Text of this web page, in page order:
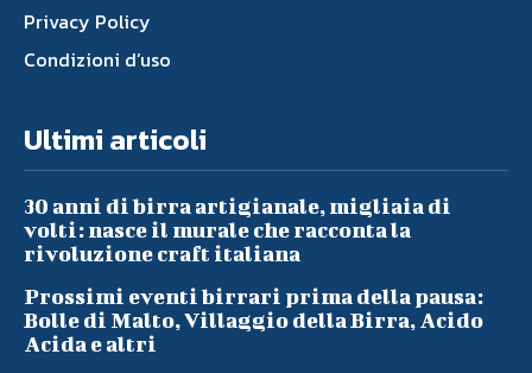
Privacy Policy
Condizioni d’uso
Ultimi articoli
30 anni di birra artigianale, migliaia di
volti: nasce il murale che racconta la
rivoluzione craft italiana
Prossimi eventi birrari prima della pausa:
Bolle di Malto, Villaggio della Birra, Acido
Acida e altri